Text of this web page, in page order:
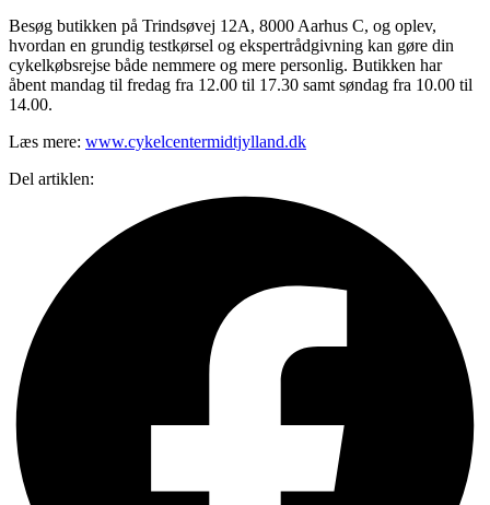
Besøg butikken på Trindsøvej 12A, 8000 Aarhus C, og oplev,
hvordan en grundig testkørsel og ekspertrådgivning kan gøre din
cykelkøbsrejse både nemmere og mere personlig. Butikken har
åbent mandag til fredag fra 12.00 til 17.30 samt søndag fra 10.00 til
14.00.
Læs mere: www.cykelcentermidtjylland.dk
Del artiklen: